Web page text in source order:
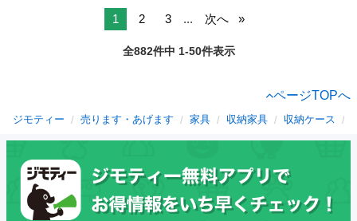
1 2 3 ... 次へ
全882件中 1-50件表示
ページTOPへ
ジモティー 売ります・あげます 家具 収納家具 収納ケース